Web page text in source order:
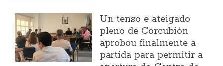
Un tenso e ateigado
pleno de Corcubión
aprobou finalmente a
partida para permitir a